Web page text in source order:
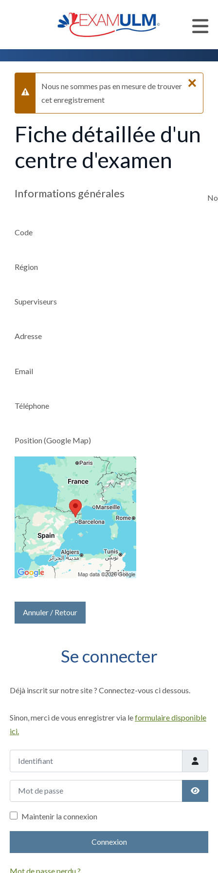
Se connecter
Déjà inscrit sur notre site ? Connectez-vous ci dessous.
Sinon, merci de vous enregistrer via leformulaire disponible
ici.
Maintenir la connexion
Connexion
Mot de passe perdu ?
×
Alerte
Nous ne sommes pas en mesure de trouver
cet enregistrement
Fiche détaillée d'un
centre d'examen
Informations générales
Code
Région
Superviseurs
Adresse
Email
Téléphone
Position (Google Map)
Annuler / Retour